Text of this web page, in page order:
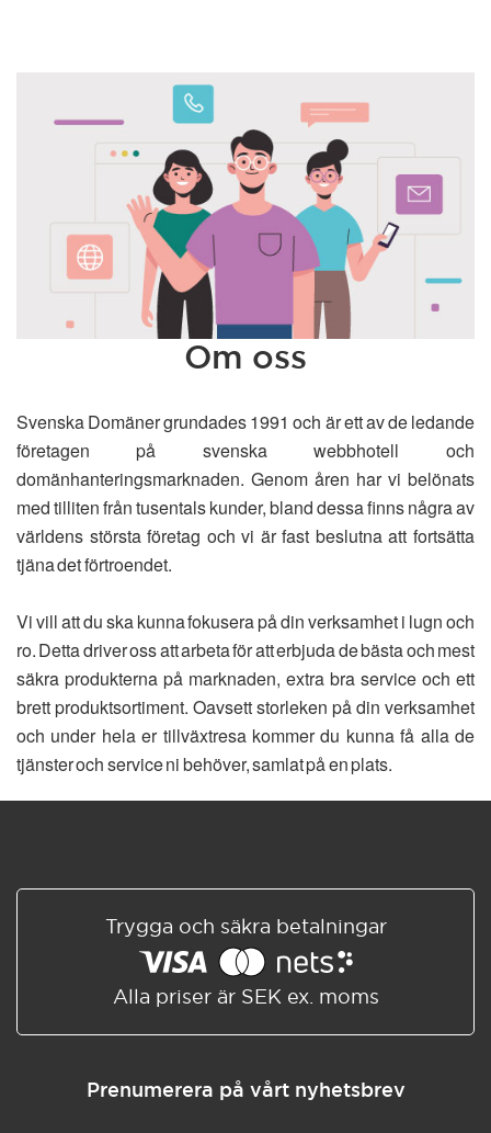
Om oss
Svenska Domäner grundades 1991 och är ett av de ledande
företagen på svenska webbhotell och
domänhanteringsmarknaden. Genom åren har vi belönats
med tilliten från tusentals kunder, bland dessa finns några av
världens största företag och vi är fast beslutna att fortsätta
tjäna det förtroendet.
Vi vill att du ska kunna fokusera på din verksamhet i lugn och
ro. Detta driver oss att arbeta för att erbjuda de bästa och mest
säkra produkterna på marknaden, extra bra service och ett
brett produktsortiment. Oavsett storleken på din verksamhet
och under hela er tillväxtresa kommer du kunna få alla de
tjänster och service ni behöver, samlat på en plats.
Trygga och säkra betalningar
Alla priser är SEK ex. moms
Prenumerera på vårt nyhetsbrev